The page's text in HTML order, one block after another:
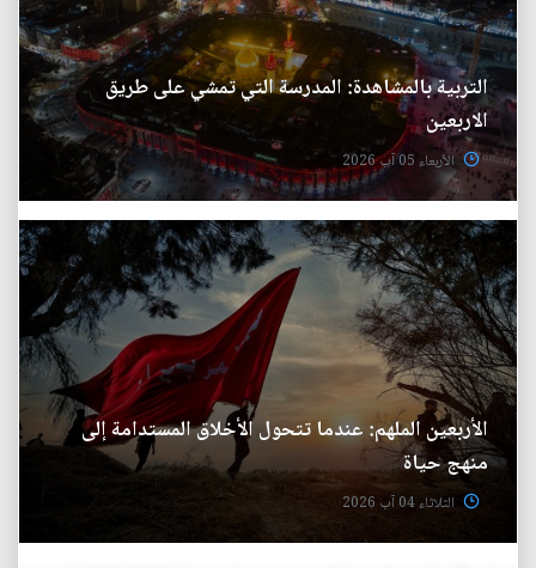
التربية بالمشاهدة: المدرسة التي تمشي على طريق
الاربعين
الأربعاء 05 آب 2026
الأربعين الملهم: عندما تتحول الأخلاق المستدامة إلى
منهج حياة
الثلاثاء 04 آب 2026